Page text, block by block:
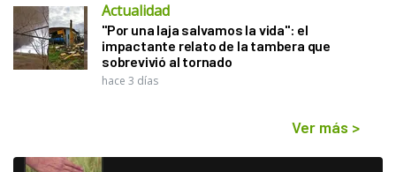
Actualidad
"Por una laja salvamos la vida": el
impactante relato de la tambera que
sobrevivió al tornado
hace 3 días
Ver más >